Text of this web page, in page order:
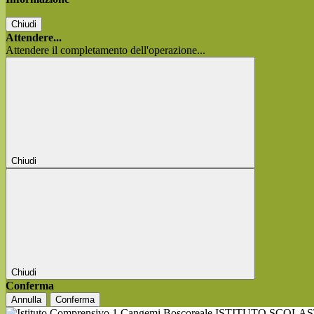
Chiudi
Attendere...
Attendere il completamento dell'operazione...
Chiudi
Chiudi
Conferma
Annulla Conferma